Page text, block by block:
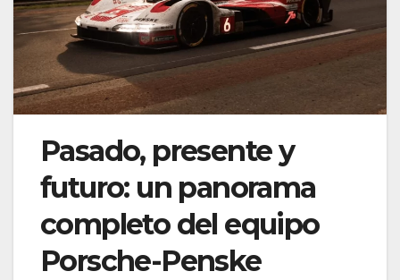
Pasado, presente y
futuro: un panorama
completo del equipo
Porsche-Penske